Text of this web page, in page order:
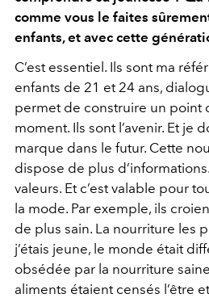
comme vous le faites
enfants, et avec cette
C’est essentiel. Ils sont ma
enfants de 21 et 24 ans,
permet de construire un point
moment. Ils sont l’avenir. Et je
marque dans le futur. Cette
dispose de plus
valeurs. Et c’est valable pour
la mode. Par exemple, ils
de plus sain. La nourriture les
j’étais jeune, le monde était
obsédée par la nourriture
aliments étaient censés l’être